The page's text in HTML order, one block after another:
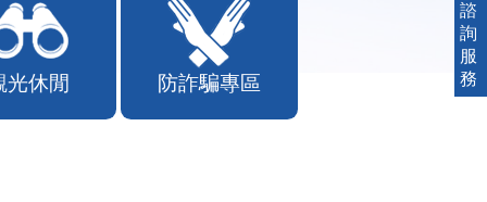
光休閒 防詐騙專區
諮
詢
服
務